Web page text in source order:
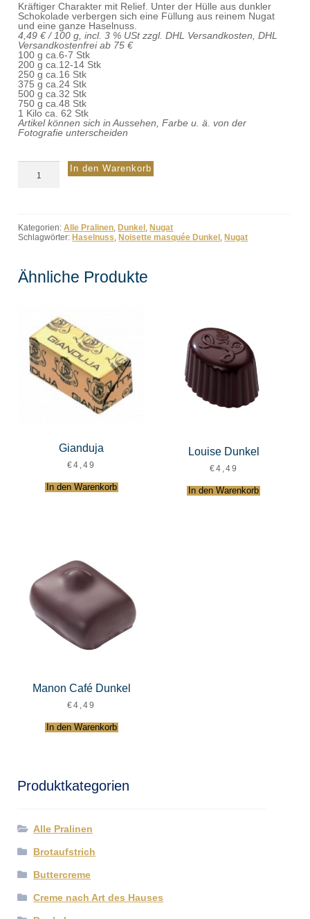
Kräftiger Charakter mit Relief. Unter der Hülle aus dunkler
Schokolade verbergen sich eine Füllung aus reinem Nugat
und eine ganze Haselnuss.
4,49 € / 100 g, incl. 3 % USt zzgl. DHL Versandkosten, DHL
Versandkostenfrei ab 75 €
100 g ca.6-7 Stk
200 g ca.12-14 Stk
250 g ca.16 Stk
375 g ca.24 Stk
500 g ca.32 Stk
750 g ca.48 Stk
1 Kilo ca. 62 Stk
Artikel können sich in Aussehen, Farbe u. ä. von der
Fotografie unterscheiden
Noisette
masquée
In den Warenkorb
Kategorien:Alle Pralinen, Dunkel , Nugat
Schlagwörter: Haselnuss, Noisette masquée Dunkel , Nugat
Ähnliche Produkte
Gianduja
€4,49
In den Warenkorb
Louise Dunkel
€4,49
In den Warenkorb
Manon Café Dunkel
€4,49
In den Warenkorb
Produktkategorien
Alle Pralinen
Brotaufstrich
Buttercreme
Creme nach Art des Hauses